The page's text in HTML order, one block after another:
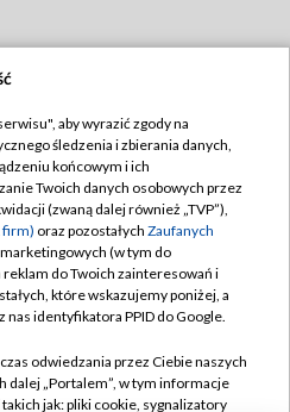
TVP
TVP
prywatności
zgody
Pomoc
aby wyrazić zgody na
śledzenia i zbierania danych,
końcowym i ich
Twoich danych osobowych przez
(zwaną dalej również „TVP”),
firm) oraz pozostałych Zaufanych
(w tym do
do Twoich zainteresowań i
które wskazujemy poniżej, a
nas identyfikatora PPID do Google.
odwiedzania przez Ciebie naszych
dalej „Portalem”, w tym informacje
jak: pliki cookie, sygnalizatory